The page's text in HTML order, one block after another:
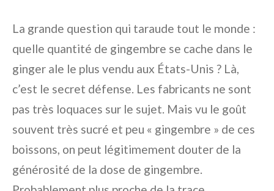
La grande question qui taraude tout le monde :
quelle quantité de gingembre se cache dans le
ginger ale le plus vendu aux États-Unis ? Là,
c’est le secret défense. Les fabricants ne sont
pas très loquaces sur le sujet. Mais vu le goût
souvent très sucré et peu « gingembre » de ces
boissons, on peut légitimement douter de la
générosité de la dose de gingembre.